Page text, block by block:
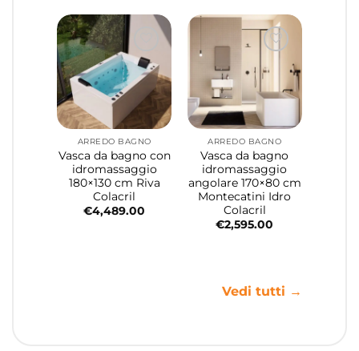
ARREDO BAGNO
Vasca da bagno con
idromassaggio
180×130 cm Riva
Colacril
€4,489.00
ARREDO BAGNO
Vasca da bagno
idromassaggio
angolare 170×80 cm
Montecatini Idro
Colacril
€2,595.00
Vedi tutti →